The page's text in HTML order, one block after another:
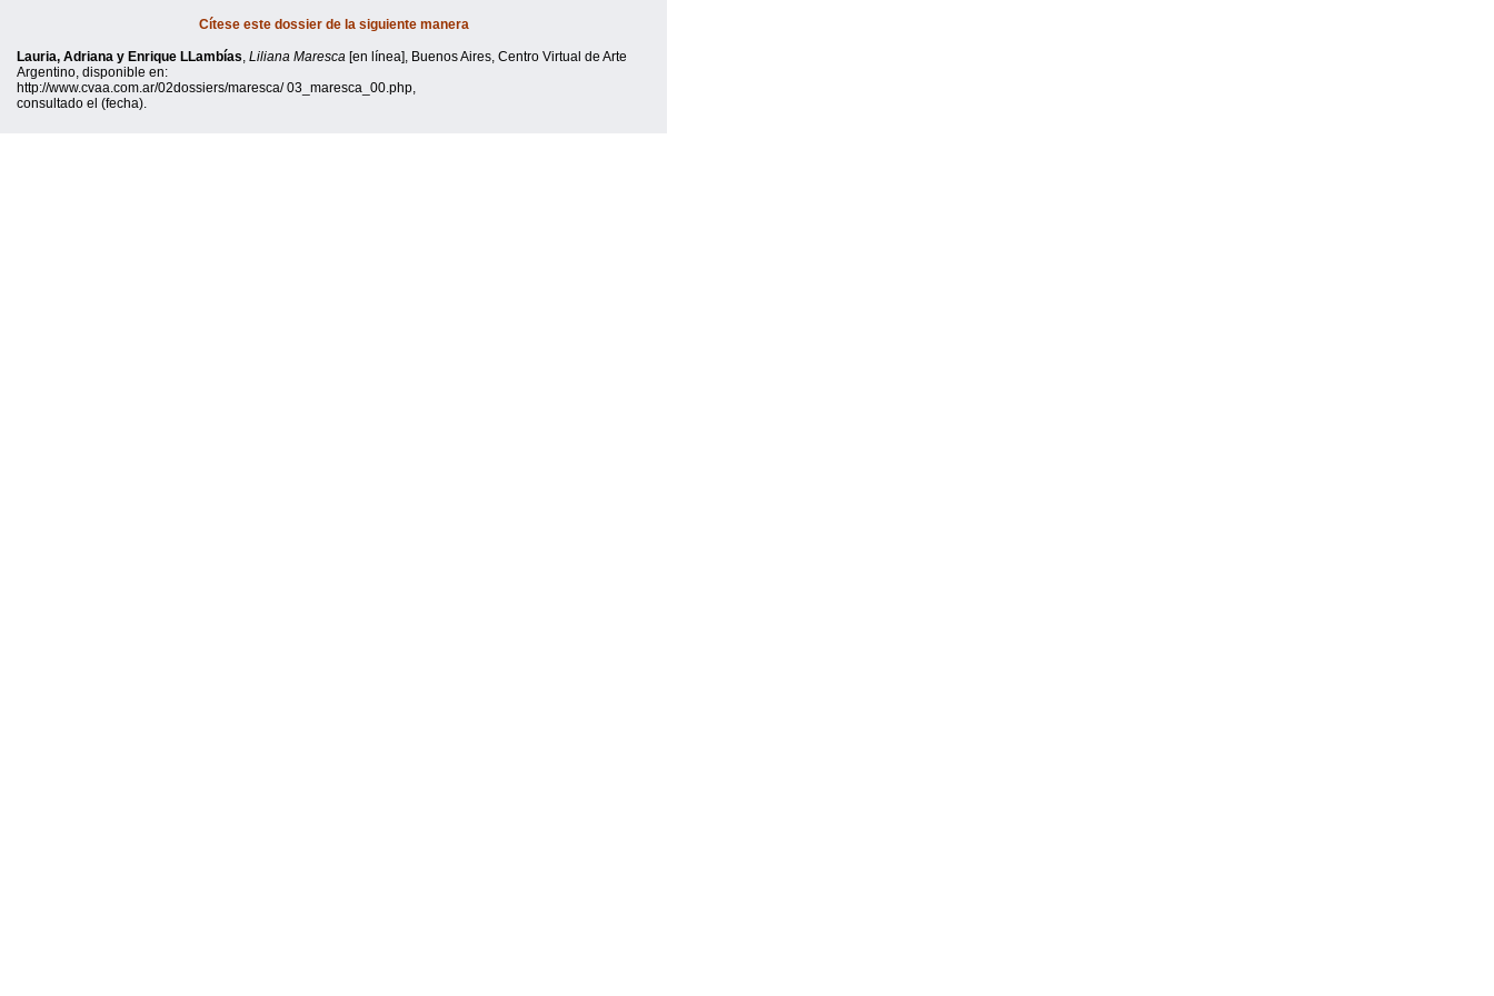
Cítese este dossier de la siguiente manera
Lauria, Adriana y Enrique LLambías, Liliana Maresca [en línea], Buenos Aires, Centro Virtual de Arte
Argentino, disponible en:
http://www.cvaa.com.ar/02dossiers/maresca/ 03_maresca_00.php,
consultado el (fecha).